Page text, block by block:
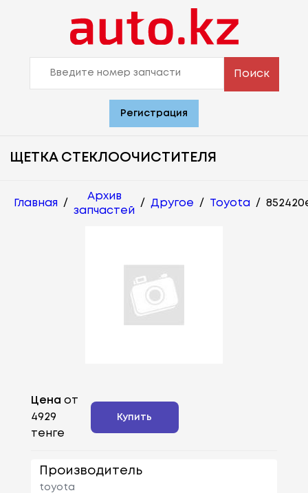
Поиск
Регистрация
ЩЕТКА СТЕКЛООЧИСТИТЕЛЯ
Главная /
Архив
запчастей
/ Другое / Toyota /
Цена от
4929
тенге
Купить
Производитель
toyota